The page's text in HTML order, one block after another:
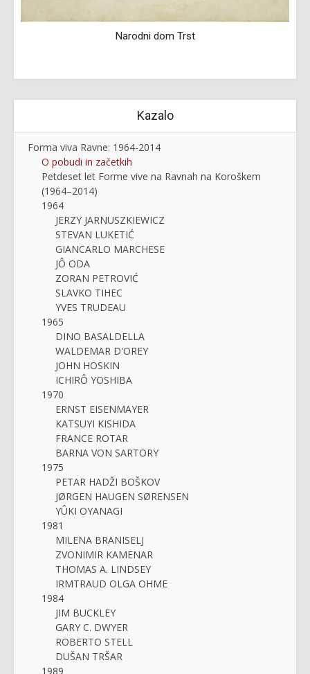
Narodni dom Trst
Kazalo
Forma viva Ravne: 1964-2014
O pobudi in začetkih
Petdeset let Forme vive na Ravnah na Koroškem
(1964–2014)
1964
JERZY JARNUSZKIEWICZ
STEVAN LUKETIĆ
GIANCARLO MARCHESE
JÔ ODA
ZORAN PETROVIĆ
SLAVKO TIHEC
YVES TRUDEAU
1965
DINO BASALDELLA
WALDEMAR D'OREY
JOHN HOSKIN
ICHIRÔ YOSHIBA
1970
ERNST EISENMAYER
KATSUYI KISHIDA
FRANCE ROTAR
BARNA VON SARTORY
1975
PETAR HADŽI BOŠKOV
JØRGEN HAUGEN SØRENSEN
YÛKI OYANAGI
1981
MILENA BRANISELJ
ZVONIMIR KAMENAR
THOMAS A. LINDSEY
IRMTRAUD OLGA OHME
1984
JIM BUCKLEY
GARY C. DWYER
ROBERTO STELL
DUŠAN TRŠAR
1989